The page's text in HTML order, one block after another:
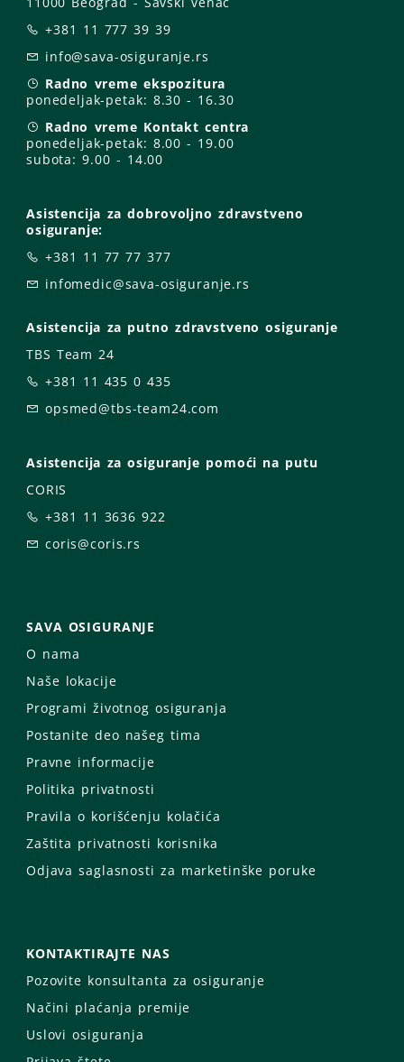
+381 11 777 39 39
info@sava-osiguranje.rs
Radno vreme ekspozitura
ponedeljak-petak: 8.30 - 16.30
Radno vreme Kontakt centra
ponedeljak-petak: 8.00 - 19.00
subota: 9.00 - 14.00
Asistencija za dobrovoljno zdravstveno
osiguranje:
+381 11 77 77 377
infomedic@sava-osiguranje.rs
Asistencija za putno zdravstveno osiguranje
TBS Team 24
+381 11 435 0 435
opsmed@tbs-team24.com
Asistencija za osiguranje pomoći na putu
CORIS
+381 11 3636 922
coris@coris.rs
SAVA OSIGURANJE
O nama
Naše lokacije
Programi životnog osiguranja
Postanite deo našeg tima
Pravne informacije
Politika privatnosti
Pravila o korišćenju kolačića
Zaštita privatnosti korisnika
Odjava saglasnosti za marketinške poruke
KONTAKTIRAJTE NAS
Pozovite konsultanta za osiguranje
Načini plaćanja premije
Uslovi osiguranja